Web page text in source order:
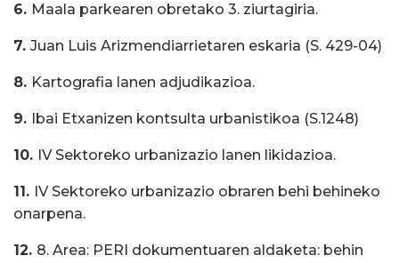
6. Maala parkearen obretako 3. ziurtagiria.
7. Juan Luis Arizmendiarrietaren eskaria (S. 429-04)
8. Kartografia lanen adjudikazioa.
9. Ibai Etxanizen kontsulta urbanistikoa (S.1248)
10. IV Sektoreko urbanizazio lanen likidazioa.
11. IV Sektoreko urbanizazio obraren behi behineko
onarpena.
12. 8. Area: PERI dokumentuaren aldaketa: behin